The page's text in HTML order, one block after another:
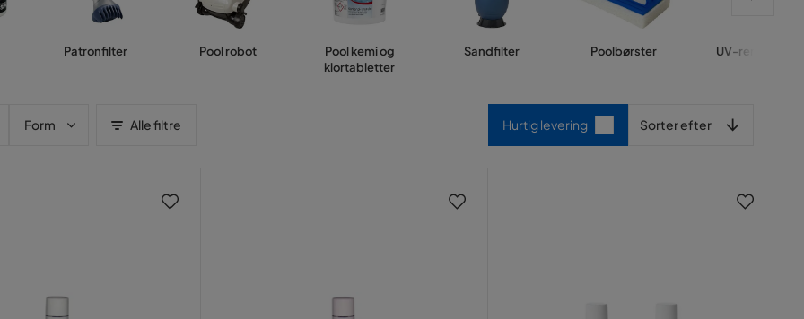
Patronfilter Pool robot
Pool kemi og
klortabletter
Sandfilter Poolbørster UV-rengøring
Form Alle filtre Hurtig levering Sorter efter